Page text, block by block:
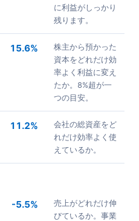
に利益がしっかり
残ります。
15.6%
株主から預かった
資本をどれだけ効
率よく利益に変え
たか。8%超が一
つの目安。
11.2%
会社の総資産をど
れだけ効率よく使
えているか。
-5.5%
売上がどれだけ伸
びているか。事業